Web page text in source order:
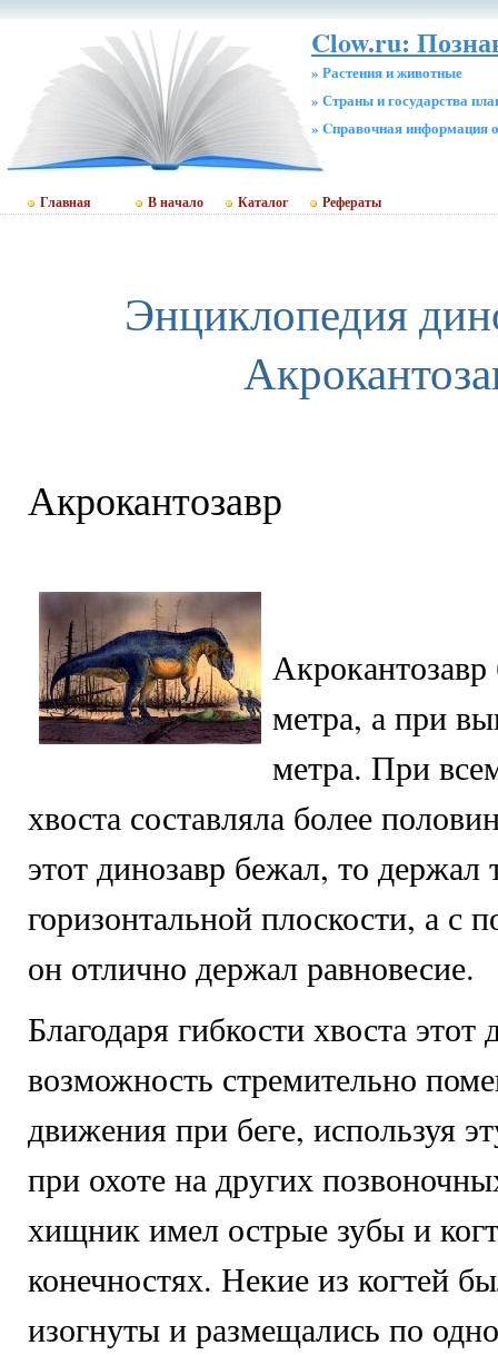
Clow.ru:
» Растения и животные
» Страны и государства
» Cправочная информация
Главная В начало Каталог Рефераты
Энциклопедия
Акрокантозавр
метра, а при
метра. При
хвоста составляла более
этот динозавр бежал, то держал
горизонтальной плоскости, а с
он отлично держал равновесие.
Благодаря гибкости хвоста этот
возможность стремительно
движения при беге, используя
при охоте на других
хищник имел острые зубы и
конечностях. Некие из когтей
изогнуты и размещались по